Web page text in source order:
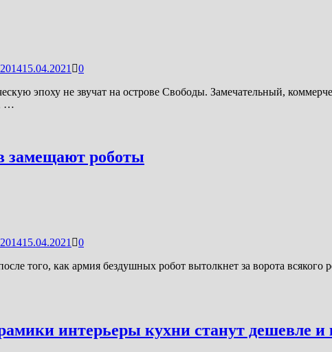
15.04.2021
0
эпоху не звучат на острове Свободы. Замечательный,
…
замещают роботы
15.04.2021
0
того, как армия бездушных робот вытолкнет за ворота
интерьеры кухни станут дешевле и